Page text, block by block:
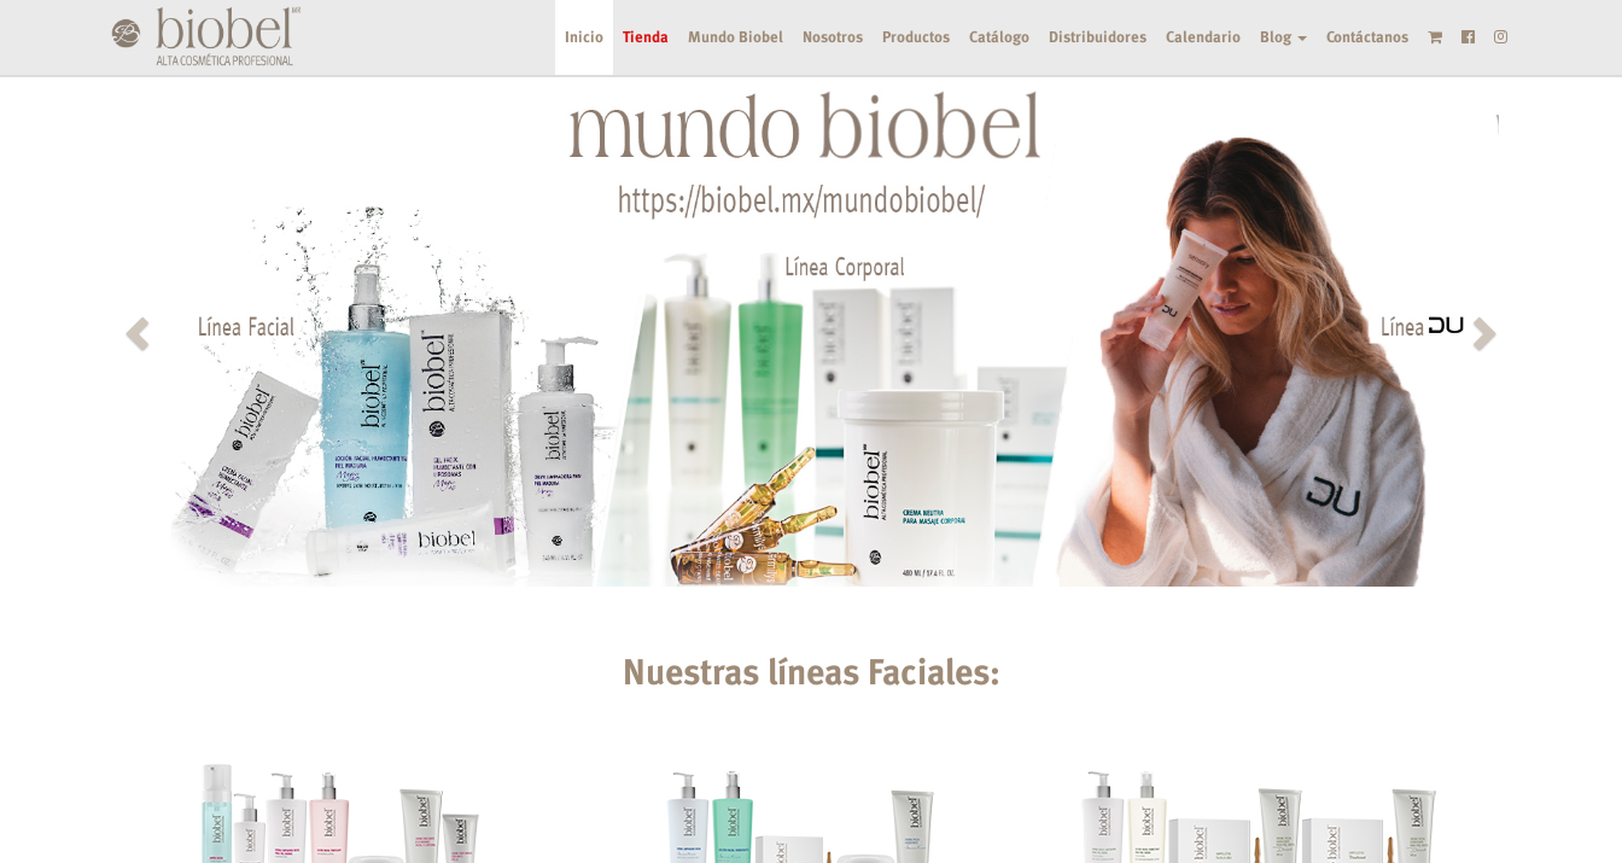
Inicio Tienda Mundo Biobel Nosotros Productos Catálogo Distribuidores Calendario Blog Contáctanos
Nuestras líneas Faciales: